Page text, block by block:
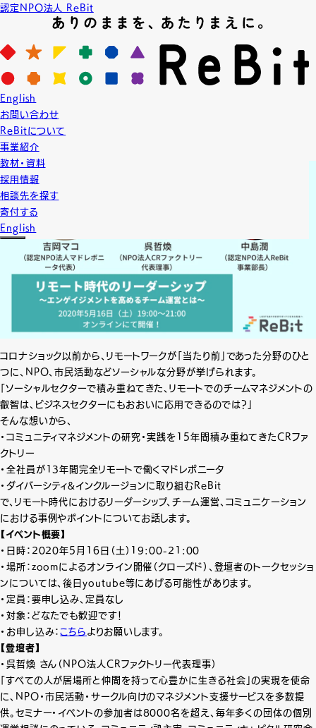
認定NPO法人 ReBit
English
お問い合わせ
ReBitについて
事業紹介
教材・資料
採用情報
相談先を探す
寄付する
English
News
ニュース
2020.5.16
【オンライン開催】リモート時代のリーダーシップ 〜
エンゲイジメントを高めるチーム運営とは〜
コロナショック以前から、リモートワークが「当たり前」であった分野のひと
つに、NPO、市民活動などソーシャルな分野が挙げられます。
「ソーシャルセクターで積み重ねてきた、リモートでのチームマネジメントの
叡智は、ビジネスセクターにもおおいに応用できるのでは？」
そんな想いから、
・コミュニティマネジメントの研究・実践を15年間積み重ねてきたCRファ
クトリー
・全社員が13年間完全リモートで働くマドレボニータ
・ダイバーシティ&インクルージョンに取り組むReBit
で、リモート時代におけるリーダーシップ、チーム運営、コミュニケーション
における事例やポイントについてお話します。
【イベント概要】
・日時：2020年5月16日（土）19:00-21:00
・場所：zoomによるオンライン開催（クローズド）、登壇者のトークセッショ
ンについては、後日youtube等にあげる可能性があります。
・定員：要申し込み、定員なし
・対象：どなたでも歓迎です！
・お申し込み：こちら よりお願いします。
【登壇者】
・呉哲煥 さん（NPO法人CRファクトリー代表理事）
「すべての人が居場所と仲間を持って心豊かに生きる社会」の実現を使命
に、NPO・市民活動・サークル向けのマネジメント支援サービスを多数提
供。セミナー・イベントの参加者は8000名を超え、毎年多くの団体の個別